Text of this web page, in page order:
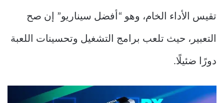
تقيس الأداء الخام، وهو “أفضل سيناريو” إن صح
التعبير، حيث تلعب برامج التشغيل وتحسينات اللعبة
دورًا ضئيلًا.